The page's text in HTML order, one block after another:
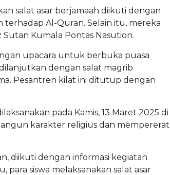
salat asar berjamaah diikuti dengan
Al-Quran. Selain itu, mereka
Kumala Pontas Nasution.
upacara untuk berbuka puasa
dengan salat magrib
Pesantren kilat ini ditutup dengan
pada Kamis, 13 Maret 2025 di
karakter religius dan mempererat
diikuti dengan informasi kegiatan
siswa melaksanakan salat asar